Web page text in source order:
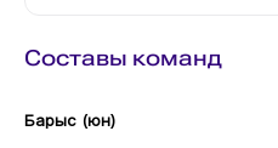
Составы команд
Барыс (юн)